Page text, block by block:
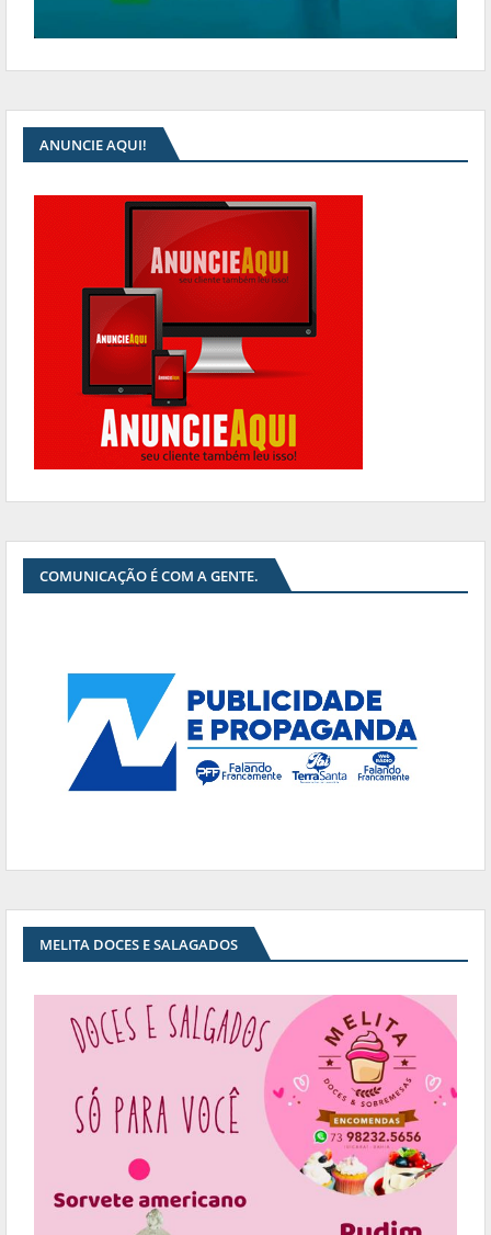
ANUNCIE AQUI!
COMUNICAÇÃO É COM A GENTE.
MELITA DOCES E SALAGADOS